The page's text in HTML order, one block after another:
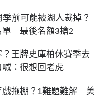
前可能被湖人裁掉？
單 最後名額3搶2
王牌史庫柏休賽季去
：很想回老虎
戲拖棚？1難題難解 美